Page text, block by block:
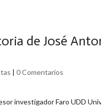
de José
|0 Comentarios
investigador Faro UDD